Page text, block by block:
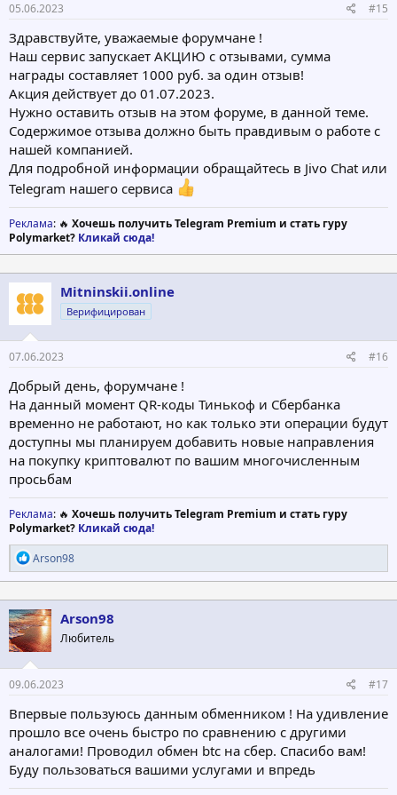
05.06.2023 #15
Здравствуйте, уважаемые форумчане !
Наш сервис запускает АКЦИЮ с отзывами, сумма
награды составляет 1000 руб. за один отзыв!
Акция действует до 01.07.2023.
Нужно оставить отзыв на этом форуме, в данной теме.
Содержимое отзыва должно быть правдивым о работе с
нашей компанией.
Для подробной информации обращайтесь в Jivo Chat или
Telegram нашего сервиса
Реклама: 🔥 Хочешь получить Telegram Premium и стать гуру
Polymarket? Кликай сюда!
Mitninskii.online
Верифицирован
07.06.2023 #16
Добрый день, форумчане !
На данный момент QR-коды Тинькоф и Сбербанка
временно не работают, но как только эти операции будут
доступны мы планируем добавить новые направления
на покупку криптовалют по вашим многочисленным
просьбам
Реклама: 🔥 Хочешь получить Telegram Premium и стать гуру
Polymarket? Кликай сюда!
Р
е
а
к
ц
и
и
:
Arson98
Arson98
Любитель
09.06.2023 #17
Впервые пользуюсь данным обменником ! На удивление
прошло все очень быстро по сравнению с другими
аналогами! Проводил обмен btc на сбер. Спасибо вам!
Буду пользоваться вашими услугами и впредь